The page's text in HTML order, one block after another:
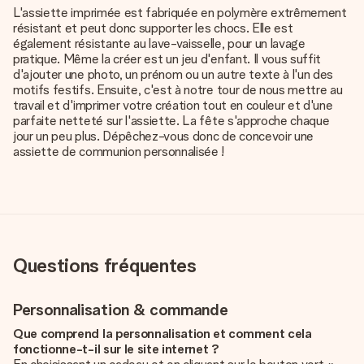
L'assiette imprimée est fabriquée en polymère extrêmement
résistant et peut donc supporter les chocs. Elle est
également résistante au lave-vaisselle, pour un lavage
pratique. Même la créer est un jeu d'enfant. Il vous suffit
d'ajouter une photo, un prénom ou un autre texte à l'un des
motifs festifs. Ensuite, c'est à notre tour de nous mettre au
travail et d'imprimer votre création tout en couleur et d'une
parfaite netteté sur l'assiette. La fête s'approche chaque
jour un peu plus. Dépêchez-vous donc de concevoir une
assiette de communion personnalisée !
Questions fréquentes
Personnalisation & commande
Que comprend la personnalisation et comment cela
fonctionne-t-il sur le site internet ?